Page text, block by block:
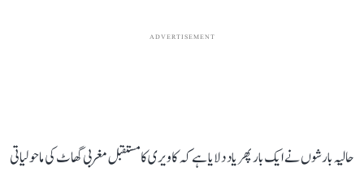
ADVERTISEMENT
حالیہ بارشوں نے ایک بار پھر یاد دلایا ہے کہ کاویری کا مستقبل مغربی گھاٹ کی ماحولیاتی